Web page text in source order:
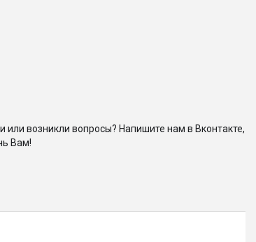
или возникли вопросы? Напишите нам в Вконтакте,
Вам!